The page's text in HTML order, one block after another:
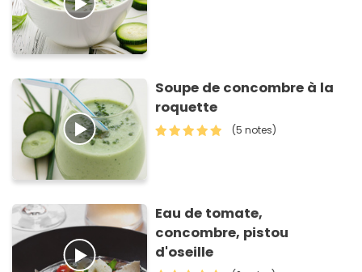
Soupe de concombre à la
roquette
(5 notes)
Eau de tomate,
concombre, pistou
d'oseille